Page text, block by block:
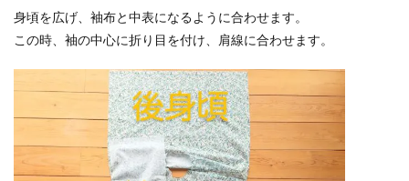
身頃を広げ、袖布と中表になるように合わせます。
この時、袖の中心に折り目を付け、肩線に合わせます。